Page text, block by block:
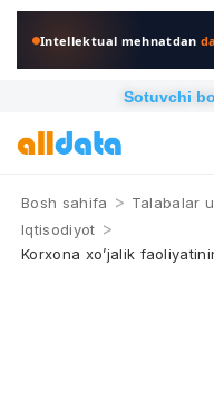
Intellektual mehnatdan
Sotuvchi
Bosh sahifa > Talabalar
Iqtisodiyot >
Korxona xo’jalik